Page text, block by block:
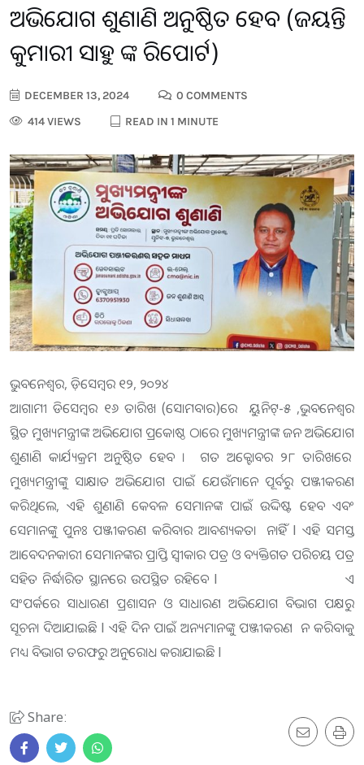
ଅଭିଯୋଗ ଶୁଣାଣି ଅନୁଷ୍ଠିତ ହେବ (ଜୟନ୍ତି
କୁମାରୀ ସାହୁ ଙ୍କ ରିପୋର୍ଟ)
DECEMBER 13, 2024
0 COMMENTS
414 VIEWS
READ IN 1 MINUTE
ଭୁବନେଶ୍ୱର, ଡ଼ିସେମ୍ବର ୧୨, ୨୦୨୪
ଆଗାମୀ ଡିସେମ୍ବର ୧୬ ତାରିଖ (ସୋମବାର)ରେ ୟୁନିଟ୍-୫ ,ଭୁବନେଶ୍ୱର
ସ୍ଥିତ ମୁଖ୍ୟମନ୍ତ୍ରୀଙ୍କ ଅଭିଯୋଗ ପ୍ରକୋଷ୍ଠ ଠାରେ ମୁଖ୍ୟମନ୍ତ୍ରୀଙ୍କ ଜନ ଅଭିଯୋଗ
ଶୁଣାଣି କାର୍ଯ୍ୟକ୍ରମ ଅନୁଷ୍ଠିତ ହେବ । ଗତ ଅକ୍ଟୋବର ୨୮ ତାରିଖରେ
ମୁଖ୍ୟମନ୍ତ୍ରୀଙ୍କୁ ସାକ୍ଷାତ ଅଭିଯୋଗ ପାଇଁ ଯେଉଁମାନେ ପୂର୍ବରୁ ପଞ୍ଜୀକରଣ
କରିଥିଲେ, ଏହି ଶୁଣାଣି କେବଳ ସେମାନଙ୍କ ପାଇଁ ଉଦ୍ଦିଷ୍ଟ ହେବ ଏବଂ
ସେମାନଙ୍କୁ ପୁନଃ ପଞ୍ଜୀକରଣ କରିବାର ଆବଶ୍ୟକତା ନାହିଁ l ଏହି ସମସ୍ତ
ଆବେଦନକାରୀ ସେମାନଙ୍କର ପ୍ରାପ୍ତି ସ୍ୱୀକାର ପତ୍ର ଓ ବ୍ୟକ୍ତିଗତ ପରିଚୟ ପତ୍ର
ସହିତ ନିର୍ଦ୍ଧାରିତ ସ୍ଥାନରେ ଉପସ୍ଥିତ ରହିବେ l ଏ
ସଂପର୍କରେ ସାଧାରଣ ପ୍ରଶାସନ ଓ ସାଧାରଣ ଅଭିଯୋଗ ବିଭାଗ ପକ୍ଷରୁ
ସୂଚନା ଦିଆଯାଇଛି l ଏହି ଦିନ ପାଇଁ ଅନ୍ୟମାନଙ୍କୁ ପଞ୍ଜୀକରଣ ନ କରିବାକୁ
ମଧ୍ୟ ବିଭାଗ ତରଫରୁ ଅନୁରୋଧ କରାଯାଇଛି l
Share: